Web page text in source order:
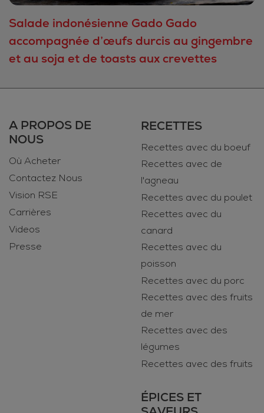
Salade indonésienne Gado Gado
accompagnée d’œufs durcis au gingembre
et au soja et de toasts aux crevettes
A PROPOS DE
NOUS
Où Acheter
Contactez Nous
Vision RSE
Carrières
Videos
Presse
RECETTES
Recettes avec du boeuf
Recettes avec de
l'agneau
Recettes avec du poulet
Recettes avec du
canard
Recettes avec du
poisson
Recettes avec du porc
Recettes avec des fruits
de mer
Recettes avec des
légumes
Recettes avec des fruits
ÉPICES ET